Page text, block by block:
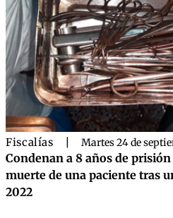
Fiscalías Martes 24 de
Condenan a 8 años de
muerte de una paciente tras
2022